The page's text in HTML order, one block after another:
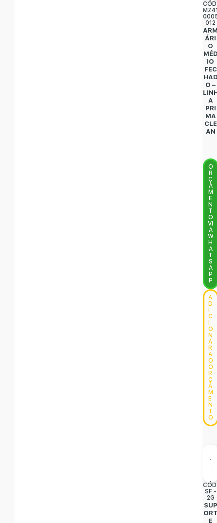
012
ÁRI
O
IO
FEC
O –
A
PRI
MA
CLE
AN
O
R
Ç
A
M
E
N
T
O
VI
A
W
H
A
T
S
A
P
P
A
D
C
O
N
A
R
A
O
O
R
Ç
A
M
E
N
T
O
SF -
2G
SUP
E